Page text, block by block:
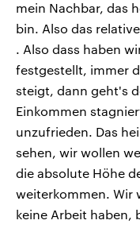
mein Nachbar, das
bin. Also das
. Also dass haben
festgestellt, immer
steigt, dann geht's
Einkommen
unzufrieden. Das
sehen, wir wollen
die absolute Höhe
weiterkommen. Wir
keine Arbeit haben,